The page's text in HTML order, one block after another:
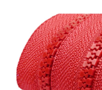
hviezdičiek.